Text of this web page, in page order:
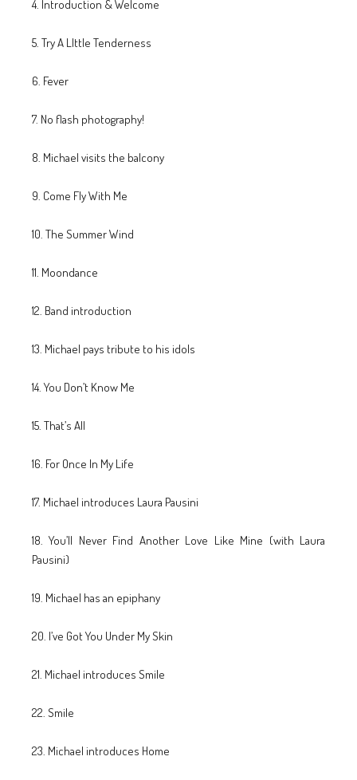
4. Introduction & Welcome
5. Try A LIttle Tenderness
6. Fever
7. No flash photography!
8. Michael visits the balcony
9. Come Fly With Me
10. The Summer Wind
11. Moondance
12. Band introduction
13. Michael pays tribute to his idols
14. You Don’t Know Me
15. That’s All
16. For Once In My Life
17. Michael introduces Laura Pausini
18. You’ll Never Find Another Love Like Mine (with Laura
Pausini)
19. Michael has an epiphany
20. I’ve Got You Under My Skin
21. Michael introduces Smile
22. Smile
23. Michael introduces Home